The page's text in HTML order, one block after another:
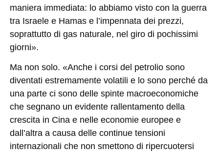
maniera immediata: lo abbiamo visto con la guerra
tra Israele e Hamas e l’impennata dei prezzi,
soprattutto di gas naturale, nel giro di pochissimi
giorni».
Ma non solo. «Anche i corsi del petrolio sono
diventati estremamente volatili e lo sono perché da
una parte ci sono delle spinte macroeconomiche
che segnano un evidente rallentamento della
crescita in Cina e nelle economie europee e
dall’altra a causa delle continue tensioni
internazionali che non smettono di ripercuotersi